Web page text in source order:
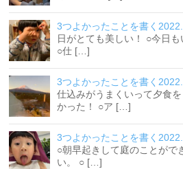
3つよかったことを書く
日がとても美しい！ ○今日
○仕 […]
3つよかったことを書く
仕込みがうまくいって夕食
かった！ ○ア […]
3つよかったことを書く
○朝早起きして庭のことがで
い。 ○ […]